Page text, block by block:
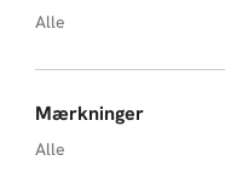
Alle
Mærkninger
Alle